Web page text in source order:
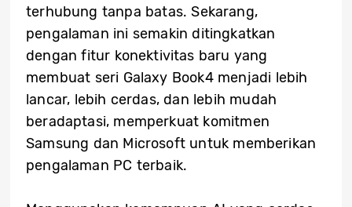
terhubung tanpa batas. Sekarang,
pengalaman ini semakin ditingkatkan
dengan fitur konektivitas baru yang
membuat seri Galaxy Book4 menjadi lebih
lancar, lebih cerdas, dan lebih mudah
beradaptasi, memperkuat komitmen
Samsung dan Microsoft untuk memberikan
pengalaman PC terbaik.